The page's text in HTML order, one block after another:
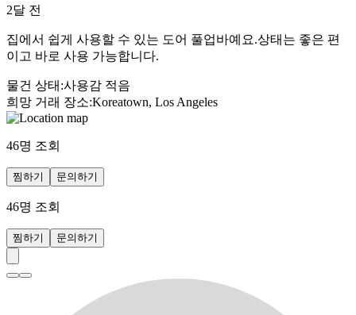
2달 전
집에서 쉽게 사용할 수 있는 도어 풀업바예요.상태는 좋은 편
이고 바로 사용 가능합니다.
물건 상태 :사용감 적음
희망 거래 장소:Koreatown, Los Angeles
46명 조회
찜하기 문의하기
46명 조회
찜하기 문의하기